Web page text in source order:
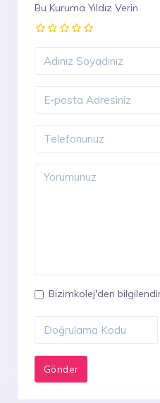
Bu Kuruma Yıldız Verin
Bizimkolej'den